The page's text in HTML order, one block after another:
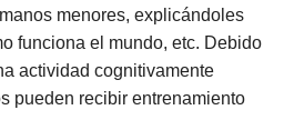
menores, explicándoles
funciona el mundo, etc. Debido
actividad cognitivamente
pueden recibir entrenamiento